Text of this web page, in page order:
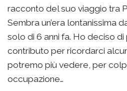
racconto del suo viaggio tra
Sembra un’era lontanissima
solo di 6 anni fa. Ho deciso
contributo per ricordarci
potremo più vedere, per
occupazione…